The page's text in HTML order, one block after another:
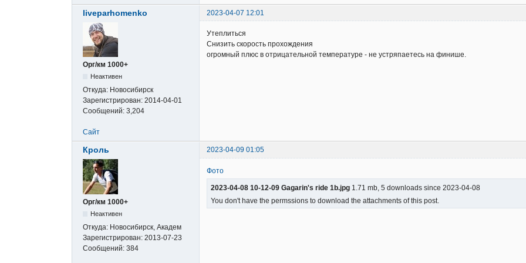
liveparhomenko 2023-04-07 12:01
Орг/км 1000+
Неактивен
Откуда: Новосибирск
Зарегистрирован: 2014-04-01
Сообщений: 3,204
Утеплиться
Снизить скорость прохождения
огромный плюс в отрицательной температуре - не устряпаетесь на финише.
Сайт
Кроль 2023-04-09 01:05
Орг/км 1000+
Неактивен
Откуда: Новосибирск, Академ
Зарегистрирован: 2013-07-23
Сообщений: 384
Фото
2023-04-08 10-12-09 Gagarin's ride 1b.jpg 1.71 mb, 5 downloads since 2023-04-08
You don't have the permssions to download the attachments of this post.